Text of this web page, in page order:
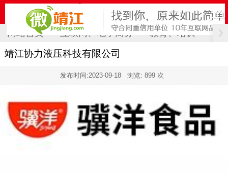
网站首页 互联网、电子商务 教育、培训 计
靖江协力液压科技有限公司
发布时间:2023-09-18 浏览: 899 次